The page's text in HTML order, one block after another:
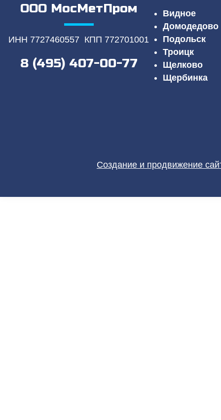
ООО МосМетПром
ИНН 7727460557 КПП 772701001
8 (495) 407-00-77
Видное
Домодедово
Подольск
Троицк
Щелково
Щербинка
Создание и продвижение